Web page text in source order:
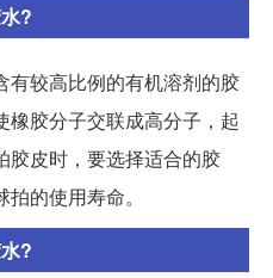
?
有较高比例的有机溶剂的胶
橡胶分子交联成高分子，起
胶皮时，要选择适合的胶
的使用寿命。
?